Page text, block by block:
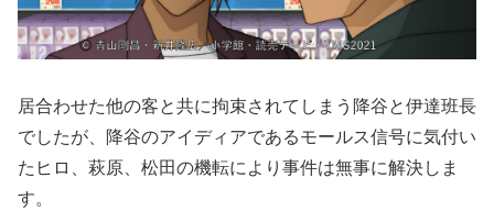
居合わせた他の客と共に拘束されてしまう降谷と伊達班長
でしたが、降谷のアイディアであるモールス信号に気付い
たヒロ、萩原、松田の機転により事件は無事に解決しま
す。